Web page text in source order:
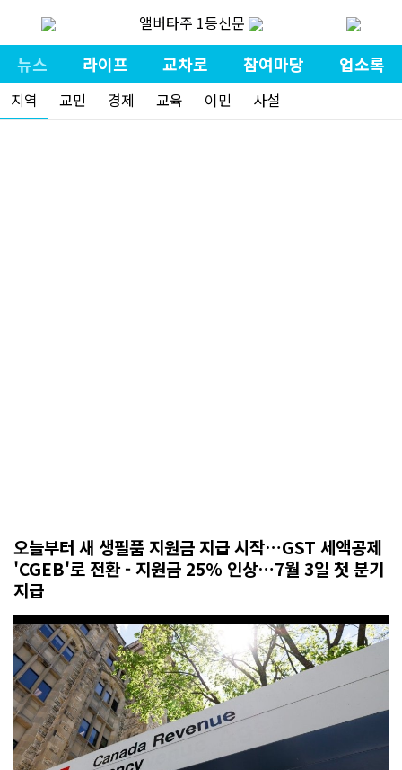
앨버타주 1등신문
뉴스 라이프 교차로 참여마당 업소록
지역 교민 경제 교육 이민 사설
오늘부터 새 생필품 지원금 지급 시작…GST 세액공제
'CGEB'로 전환 - 지원금 25% 인상…7월 3일 첫 분기
지급